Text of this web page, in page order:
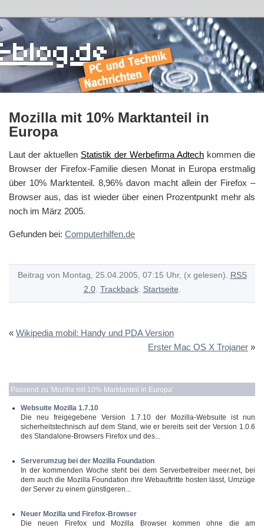
Mozilla mit 10% Marktanteil in
Europa
Laut der aktuellen Statistik der Werbefirma Adtech kommen die
Browser der Firefox-Familie diesen Monat in Europa erstmalig
über 10% Marktenteil. 8,96% davon macht allein der Firefox –
Browser aus, das ist wieder über einen Prozentpunkt mehr als
noch im März 2005.
Gefunden bei: Computerhilfen.de
Beitrag von Montag, 25.04.2005, 07:15 Uhr, (x gelesen). RSS
2.0. Trackback. Startseite.
« Wikipedia mobil: Handy und PDA Version
Erster Mac OS X Trojaner »
Passend zu 'Mozilla mit 10% Marktanteil in Europa'
Websuite Mozilla 1.7.10
Die neu freigegebene Version 1.7.10 der Mozilla-Websuite ist nun
sicherheitstechnisch auf dem Stand, wie er bereits seit der Version 1.0.6
des Standalone-Browsers Firefox und des...
Serverumzug bei der Mozilla Foundation
In der kommenden Woche steht bei dem Serverbetreiber meer.net, bei
dem auch die Mozilla Foundation ihre Webauftritte hosten lässt, Umzüge
der Server zu einem günstigeren...
Neuer Mozilla und Firefox-Browser
Die neuen Firefox und Mozilla Browser kommen ohne die am